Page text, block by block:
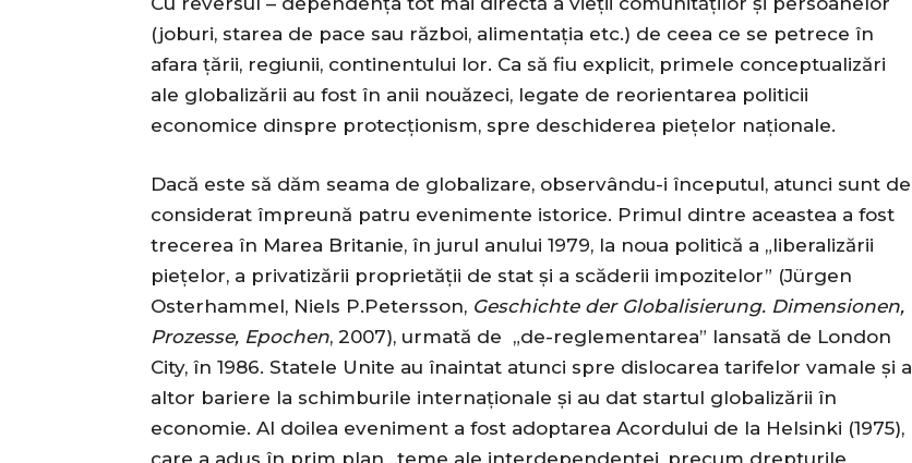
(joburi, starea de pace sau război, alimentația etc.) de ceea ce se petrece în
afara țării, regiunii, continentului lor. Ca să fiu explicit, primele conceptualizări
ale globalizării au fost în anii nouăzeci, legate de reorientarea politicii
economice dinspre protecționism, spre deschiderea piețelor naționale.
Dacă este să dăm seama de globalizare, observându-i începutul, atunci sunt de
considerat împreună patru evenimente istorice. Primul dintre aceastea a fost
trecerea în Marea Britanie, în jurul anului 1979, la noua politică a „liberalizării
piețelor, a privatizării proprietății de stat și a scăderii impozitelor” (Jürgen
Osterhammel, Niels P.Petersson, Geschichte der Globalisierung. Dimensionen,
Prozesse, Epochen, 2007), urmată de „de-reglementarea” lansată de London
City, în 1986. Statele Unite au înaintat atunci spre dislocarea tarifelor vamale și a
altor bariere la schimburile internaționale și au dat startul globalizării în
economie. Al doilea eveniment a fost adoptarea Acordului de la Helsinki (1975),